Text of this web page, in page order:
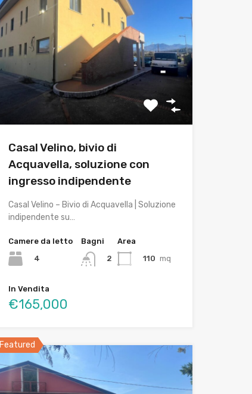
Casal Velino, bivio di
Acquavella, soluzione con
ingresso indipendente
Casal Velino – Bivio di Acquavella | Soluzione
indipendente su…
Camere da letto
4
Bagni
2
Area
110 mq
In Vendita
€165,000
Featured